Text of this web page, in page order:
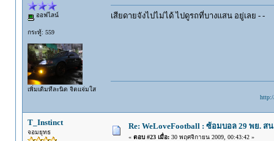
ออฟไลน์
กระทู้: 559
เพิ่มเติมทีละนิด จิตแจ่มใส
เสียดายจังไปไม่ได้ ไปดูรถที่บางแสน อยู่เลย - -
T_Instinct
จอมยุทธ
Re: WeLoveFootball : ซ้อมบอล 29 พย. ส
« ตอบ #23 เมื่อ:30 พฤศจิกายน 2009, 00:43:42 »